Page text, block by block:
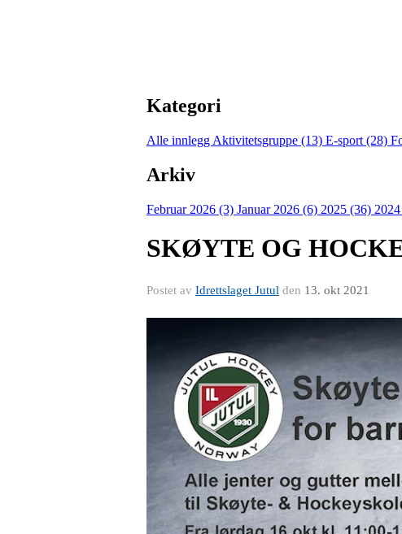
Kategori
Alle innlegg Aktivitetsgruppe (13) E-sport (28)
Arkiv
Februar 2026 (3) Januar 2026 (6) 2025 (36)
SKØYTE OG
Postet av Idrettslaget Jutul den 13. okt 2021